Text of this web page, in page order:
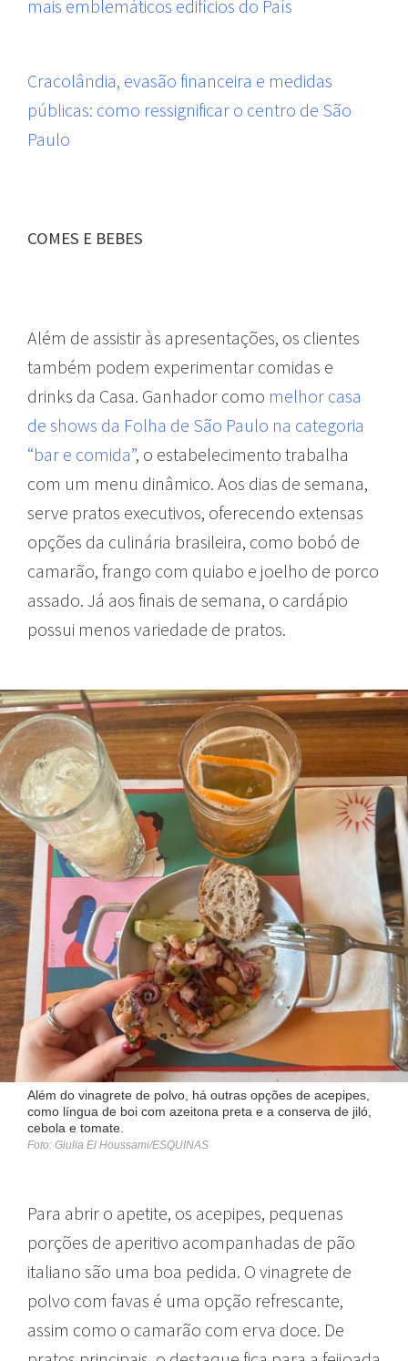
mais emblemáticos edifícios do País
Cracolândia, evasão financeira e medidas
públicas: como ressignificar o centro de São
Paulo
COMES E BEBES
Além de assistir às apresentações, os clientes
também podem experimentar comidas e
drinks da Casa. Ganhador como melhor casa
de shows da Folha de São Paulo na categoria
“bar e comida”, o estabelecimento trabalha
com um menu dinâmico. Aos dias de semana,
serve pratos executivos, oferecendo extensas
opções da culinária brasileira, como bobó de
camarão, frango com quiabo e joelho de porco
assado. Já aos finais de semana, o cardápio
possui menos variedade de pratos.
Além do vinagrete de polvo, há outras opções de acepipes,
como língua de boi com azeitona preta e a conserva de jiló,
cebola e tomate.
Foto: Giulia El Houssami/ESQUINAS
Para abrir o apetite, os acepipes, pequenas
porções de aperitivo acompanhadas de pão
italiano são uma boa pedida. O vinagrete de
polvo com favas é uma opção refrescante,
assim como o camarão com erva doce. De